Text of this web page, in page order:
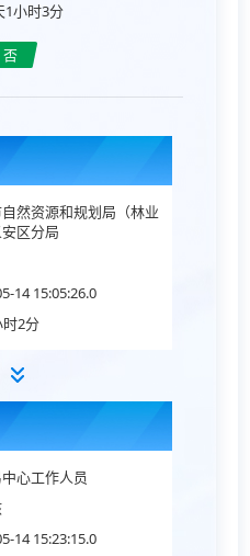
1小时3分
否
然资源和规划局（林业
区分局
14 15:05:26.0
2分
心工作人员
14 15:23:15.0